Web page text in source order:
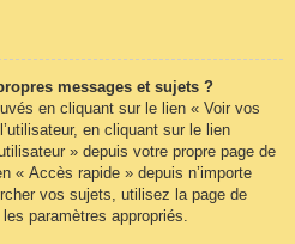
messages et sujets ?
en cliquant sur le lien « Voir vos
en cliquant sur le lien
» depuis votre propre page de
« Accès rapide » depuis n’importe
vos sujets, utilisez la page de
paramètres appropriés.